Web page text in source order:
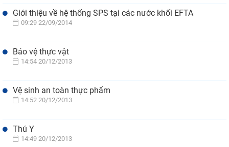
Giới thiệu về hệ thống SPS tại các nước khối EFTA
09:29 22/09/2014
Bảo vệ thực vật
14:54 20/12/2013
Vệ sinh an toàn thực phẩm
14:52 20/12/2013
Thú Y
14:49 20/12/2013